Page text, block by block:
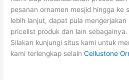
pesanan ornamen mesjid hingga ke
lebih lanjut, dapat pula
pricelist produk dan lain sebagainya.
Silakan kunjungi situs kami untuk
kami terlengkap selainCellustone